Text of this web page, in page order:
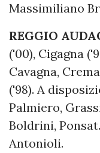
Massimiliano
REGGIO
('00), Cigagna
Cavagna,
('98). A
Palmiero,
Boldrini,
Antonioli.